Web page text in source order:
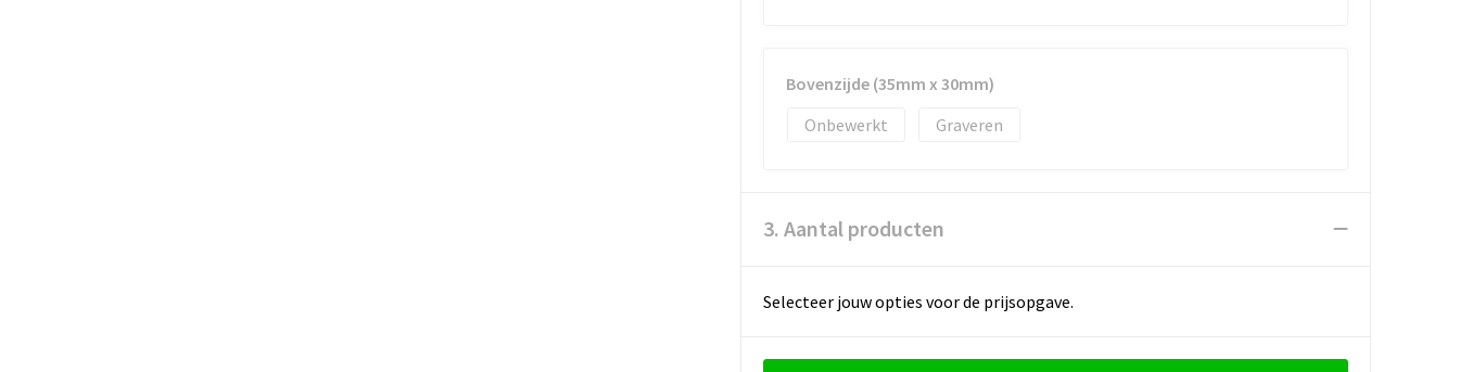
Bovenzijde (35mm x 30mm)
Onbewerkt
Graveren
3. Aantal producten
Selecteer jouw opties voor de prijsopgave.